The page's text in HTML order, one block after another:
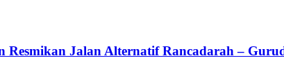
Resmikan Jalan Alternatif Rancadarah –